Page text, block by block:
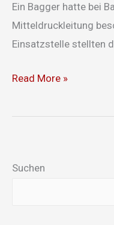
Ein Bagger hatte bei
Mitteldruckleitung
Einsatzstelle stellten
Read More »
Suchen